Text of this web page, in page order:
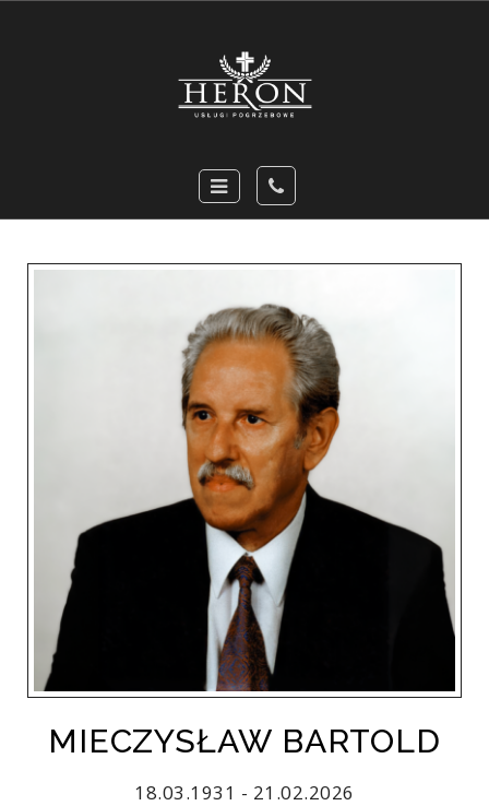
MIECZYSŁAW BARTOLD
18.03.1931 - 21.02.2026